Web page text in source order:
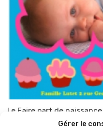
Gérer le
Le Faire part de
TOP-PARENTS 23 mars